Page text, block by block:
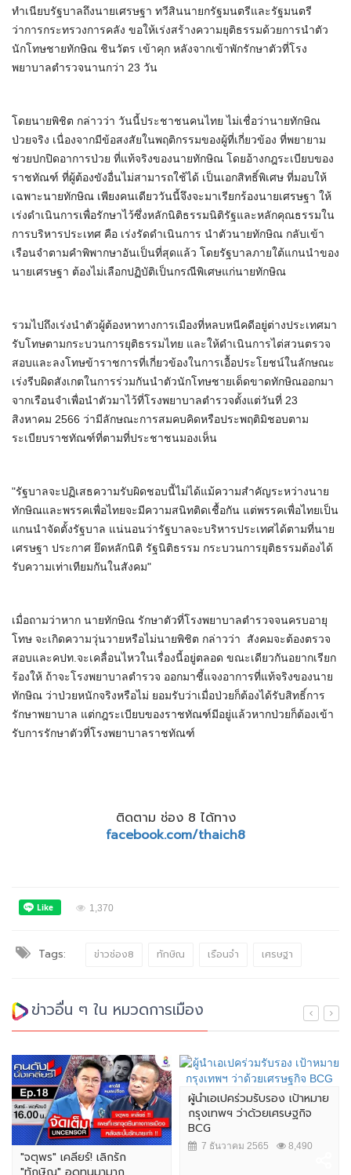
ทำเนียบรัฐบาลถึงนายเศรษฐา​ ทวีสินนายกรัฐมนตรีและรัฐมนตรี
ว่าการกระทรวงการคลัง​ ขอให้เร่งสร้างความยุติธรรมด้วยการนำตัว
นักโทษชายทักษิณ​ ชินวัตร​ เข้าคุก​ หลังจากเข้าพักรักษาตัวที่โรง
พยาบาลตำรวจนานกว่า 23 วัน​
โดยนายพิชิต​ กล่าวว่า วันนี้ประชาชนคนไทย ไม่เชื่อว่านายทักษิณ
ป่วยจริง เนื่องจากมีข้อสงสัยในพฤติกรรมของผู้ที่เกี่ยวข้อง ที่พยายาม
ช่วยปกปิดอาการป่วย ที่แท้จริงของนายทักษิณ โดยอ้างกฎระเบียบของ
ราชทัณฑ์ ที่ผู้ต้องขังอื่นไม่สามารถใช้ได้ เป็นเอกสิทธิ์พิเศษ ที่มอบให้
เฉพาะนายทักษิณ เพียงคนเดียว​วันนี้จึงจะมาเรียกร้องนายเศรษฐา ให้
เร่งดำเนินการเพื่อรักษาไว้ซึ่งหลักนิติธรรมนิติรัฐและหลักคุณธรรมใน
การบริหารประเทศ คือ เร่งรัดดำเนินการ นำตัวนายทักษิณ​ กลับเข้า
เรือนจำตามคำพิพากษาอันเป็นที่สุดแล้ว โดยรัฐบาลภายใต้แกนนำของ
นายเศรษฐา ต้องไม่เลือกปฏิบัติเป็นกรณีพิเศษแก่นายทักษิณ
รวมไปถึงเร่งนำตัวผู้ต้องหาทางการเมืองที่หลบหนีคดีอยู่ต่างประเทศมา
รับโทษตามกระบวนการยุติธรรมไทย และให้ดำเนินการไต่สวนตรวจ
สอบและลงโทษข้าราชการที่เกี่ยวข้องในการเอื้อประโยชน์ในลักษณะ
เร่งรีบผิดสังเกตในการร่วมกันนำตัวนักโทษชายเด็ดขาดทักษิณออกมา
จากเรือนจำเพื่อนำตัวมาไว้ที่โรงพยาบาลตำรวจตั้งแต่วันที่ 23
สิงหาคม 2566 ว่ามีลักษณะการสมคบคิดหรือประพฤติมิชอบตาม
ระเบียบราชทัณฑ์ที่ตามที่ประชาชนมองเห็น
"รัฐบาลจะปฏิเสธความรับผิดชอบนี้ไม่ได้แม้ความสำคัญระหว่างนาย
ทักษิณและพรรคเพื่อไทยจะมีความสนิทติดเชื้อกัน แต่พรรคเพื่อไทยเป็น
แกนนำจัดตั้งรัฐบาล แน่นอนว่ารัฐบาลจะบริหารประเทศได้ตามที่นาย
เศรษฐา​ ประกาศ ยึดหลักนิติ​ รัฐนิติธรรม กระบวนการยุติธรรมต้องได้
รับความเท่าเทียมกันในสังคม"
เมื่อถามว่าหาก​ นายทักษิณ​ รักษาตัวที่โรงพยาบาลตำรวจจนครบอายุ
โทษ จะเกิดความวุ่นวายหรือไม่นายพิชิต​ ก​​ล่าวว่า สังคมจะต้องตรวจ
สอบและคปท.จะเคลื่อนไหวในเรื่องนี้อยู่ตลอด ขณะเดียวกันอยากเรียก
ร้องให้ ถ้าจะโรงพยาบาลตำรวจ ออกมาชี้แจงอาการที่แท้จริงของนาย
ทักษิณ ว่าป่วยหนักจริงหรือไม่ ยอมรับว่าเมื่อป่วยก็ต้องได้รับสิทธิ์การ
รักษาพยาบาล แต่กฎระเบียบของราชทัณฑ์มีอยู่แล้วหากป่วยก็ต้องเข้า
รับการรักษาตัวที่โรงพยาบาลราชทัณฑ์
ติดตาม ช่อง 8 ได้ทาง
facebook.com/thaich8
1,370
Tags: ข่าวช่อง8 ทักษิณ เรือนจำ เศรษฐา
ข่าวอื่น ๆ ใน หมวดการเมือง
"จตุพร" เคลียร์! เลิกรัก
ผู้นำเอเปคร่วมรับรอง เป้าหมาย
กรุงเทพฯ ว่าด้วยเศรษฐกิจ
BCG
7 ธันวาคม 2565 8,490